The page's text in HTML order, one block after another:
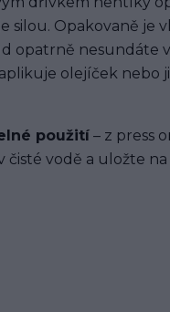
silou. Opakovaně je
opatrně nesundáte
olejíček nebo
použití – z press
čisté vodě a uložte